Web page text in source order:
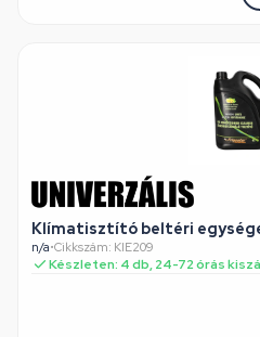
Klímatisztító beltéri
n/a•Cikkszám: KIE209
Készleten: 4 db, 24-72 órás